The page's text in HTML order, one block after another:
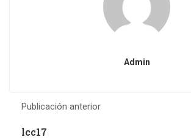
Admin
Publicación anterior
lcc17